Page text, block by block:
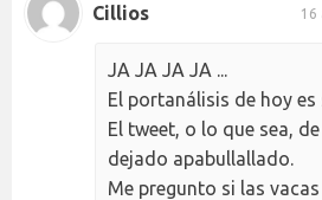
Cillios 16
JA JA JA JA ...
El portanálisis de hoy es
El tweet, o lo que sea,
dejado apabullallado.
Me pregunto si las